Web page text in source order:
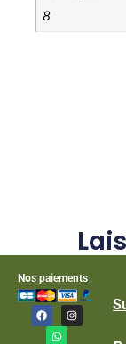
8
Nos paiements